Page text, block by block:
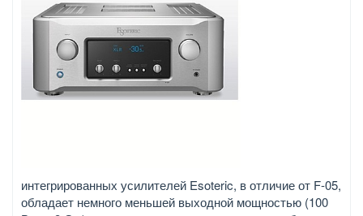
интегрированных усилителей Esoteric, в отличие от F-05,
обладает немного меньшей выходной мощностью (100